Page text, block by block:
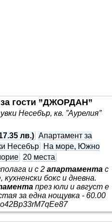
гости ”ДЖОРДАН”
Несебър, кв. ”Аурелия”
лв.) Апартамент за
Несебър
На море, Южно
20 места
и с 2 апартамента с
бокс и дневна.
през юли и август е
за една нощувка - 60.00